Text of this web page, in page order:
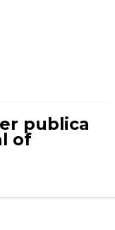
publica
of